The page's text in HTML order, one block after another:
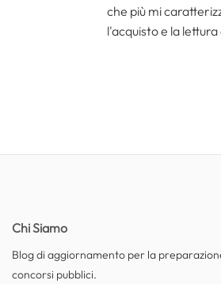
che più mi
l'acquisto e la
Chi Siamo
Blog di aggiornamento per la
concorsi pubblici.